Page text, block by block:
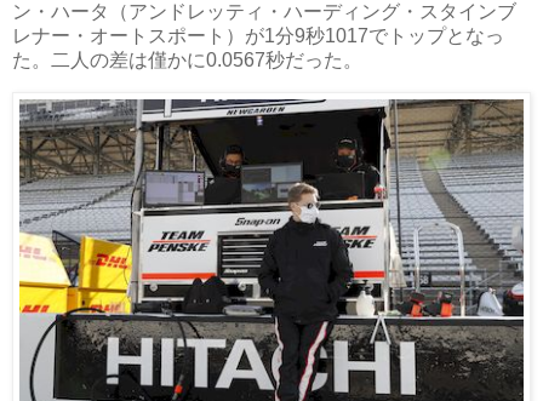
ン・ハータ（アンドレッティ・ハーディング・スタインブ
レナー・オートスポート）が1分9秒1017でトップとなっ
た。二人の差は僅かに0.0567秒だった。